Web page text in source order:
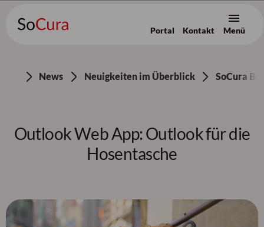
Portal Kontakt Menü
News Neuigkeiten im Überblick SoCura
Outlook Web App: Outlook für die
Hosentasche